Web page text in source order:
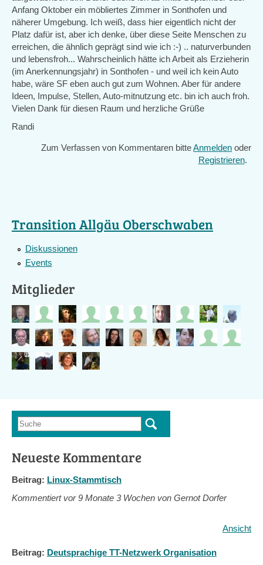
Anfang Oktober ein möbliertes Zimmer in Sonthofen und
näherer Umgebung. Ich weiß, dass hier eigentlich nicht der
Platz dafür ist, aber ich denke, über diese Seite Menschen zu
erreichen, die ähnlich geprägt sind wie ich :-) .. naturverbunden
und lebensfroh... Wahrscheinlich hätte ich Arbeit als Erzieherin
(im Anerkennungsjahr) in Sonthofen - und weil ich kein Auto
habe, wäre SF eben auch gut zum Wohnen. Aber für andere
Ideen, Impulse, Stellen, Auto-mitnutzung etc. bin ich auch froh.
Vielen Dank für diesen Raum und herzliche Grüße
Randi
Zum Verfassen von Kommentaren bitteAnmelden oder
Registrieren.
Transition Allgäu Oberschwaben
Diskussionen
Events
Mitglieder
Suchformular
Suche
Neueste Kommentare
Beitrag: Linux-Stammtisch
Kommentiert vor9 Monate 3 Wochen von Gernot Dorfer
Ansicht
Beitrag: Deutsprachige TT-Netzwerk Organisation